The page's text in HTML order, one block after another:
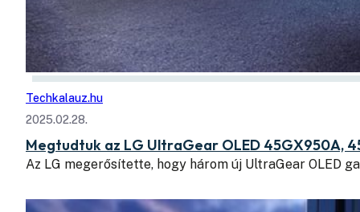
Techkalauz.hu
2025.02.28.
Megtudtuk az LG UltraGear OLED 45GX950A,
Az LG megerősítette, hogy három új UltraGear OLED